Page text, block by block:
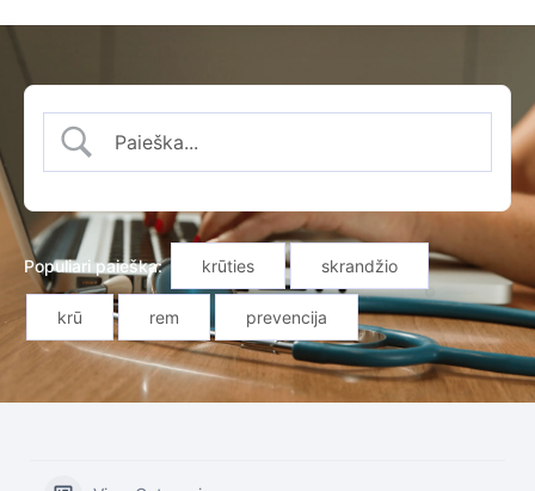
Populiari paieška: krūties skrandžio
krū rem prevencija